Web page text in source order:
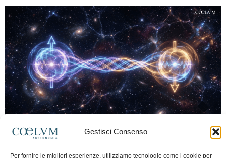
Gestisci Consenso
Per fornire le migliori esperienze, utilizziamo tecnologie come i cookie per
Marco Lorrai - 15 Giugno 2026 0
moderna: due particelle possono mostrare correlazioni che sembrano ignorare